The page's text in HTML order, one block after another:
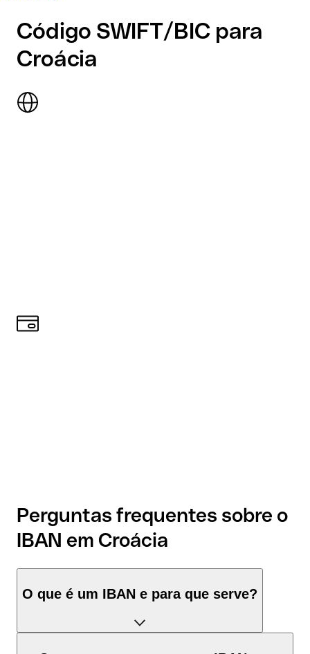
Código SWIFT/BIC para
Croácia
Perguntas frequentes sobre o
IBAN em Croácia
O que é um IBAN e para que serve?